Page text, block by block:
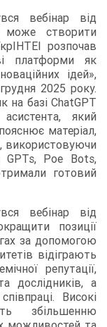
вебінар від
створити
розпочав
платформи як
ідей»,
2025 року.
на базі ChatGPT
який
матеріал,
використовуючи
GPTs, Poe Bots,
готовий
вебінар від
позиції
за допомогою
відіграють
репутації,
дослідників, а
Високі
збільшенню